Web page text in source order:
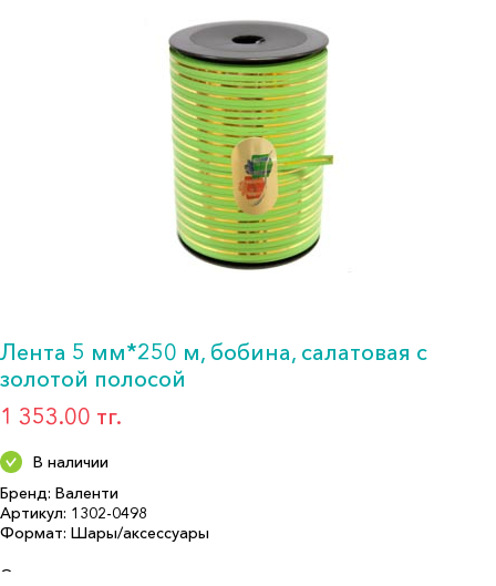
Лента 5 мм*250 м, бобина, салатовая с
золотой полосой
1 353.00 тг.
В наличии
Бренд: Валенти
Артикул: 1302-0498
Формат: Шары/аксессуары
Описание: